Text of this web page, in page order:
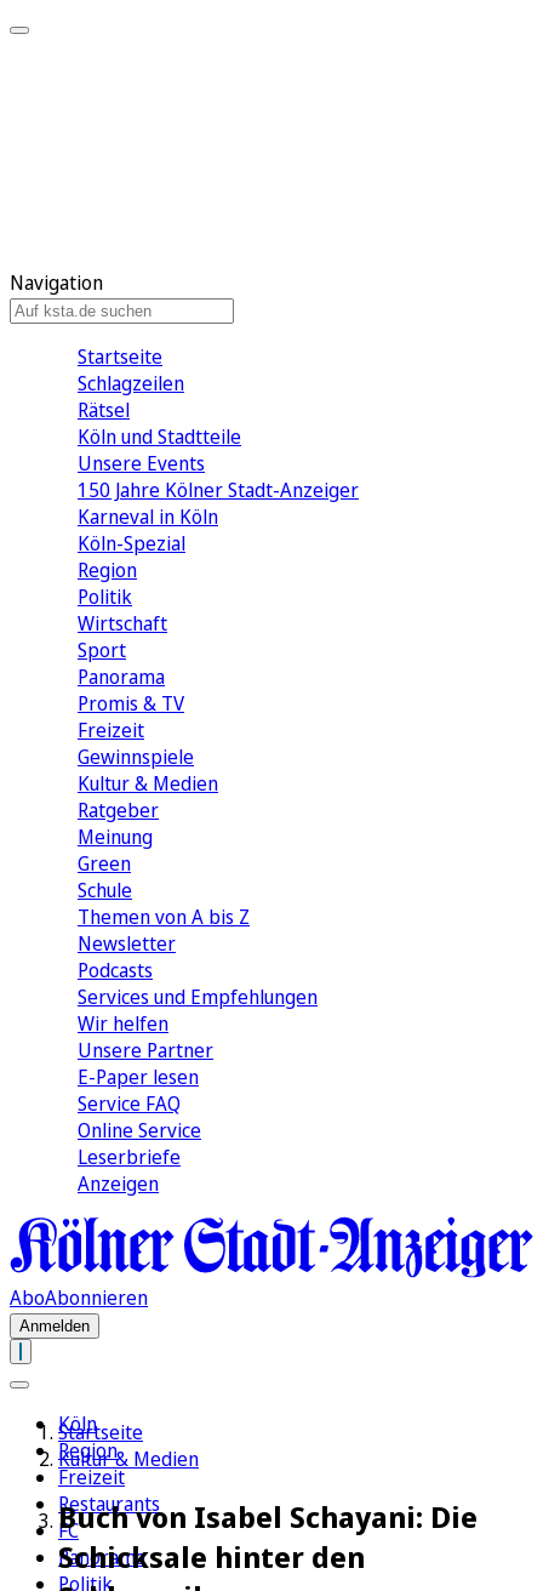
Navigation
Startseite
Schlagzeilen
Rätsel
Köln und Stadtteile
Unsere Events
150 Jahre Kölner Stadt-Anzeiger
Karneval in Köln
Köln-Spezial
Region
Politik
Wirtschaft
Sport
Panorama
Promis & TV
Freizeit
Gewinnspiele
Kultur & Medien
Ratgeber
Meinung
Green
Schule
Themen von A bis Z
Newsletter
Podcasts
Services und Empfehlungen
Wir helfen
Unsere Partner
E-Paper lesen
Service FAQ
Online Service
Leserbriefe
Anzeigen
AboAbonnieren
Anmelden
Köln
Region
Freizeit
Restaurants
FC
Panorama
Politik
Startseite
Kultur & Medien
Buch von Isabel Schayani: Die
Schicksale hinter den